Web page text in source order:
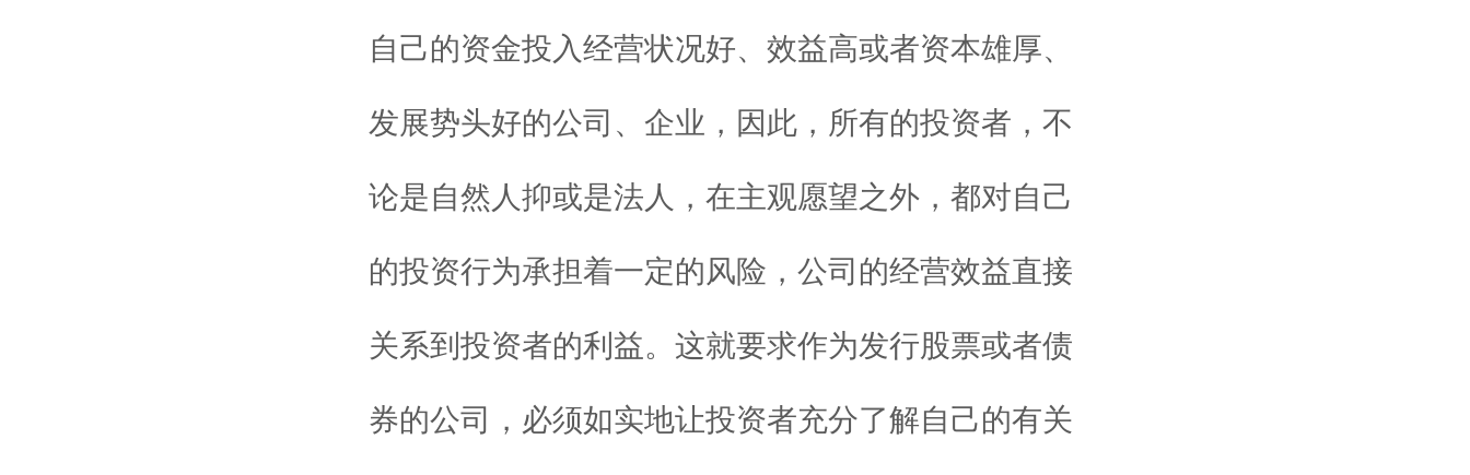
自己的资金投入经营状况好、效益高或者资本雄厚、
发展势头好的公司、企业，因此，所有的投资者，不
论是自然人抑或是法人，在主观愿望之外，都对自己
的投资行为承担着一定的风险，公司的经营效益直接
关系到投资者的利益。这就要求作为发行股票或者债
券的公司，必须如实地让投资者充分了解自己的有关